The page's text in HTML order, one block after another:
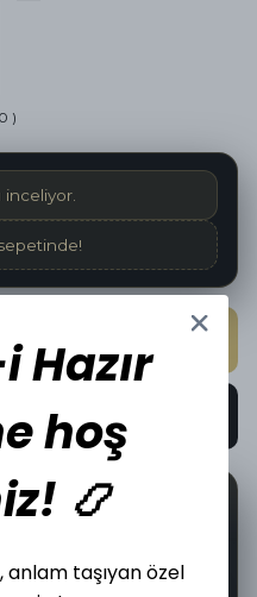
)
SEPETE EKLE
AL
bugün16
Hazır
hoş
📿
anlam taşıyan özel